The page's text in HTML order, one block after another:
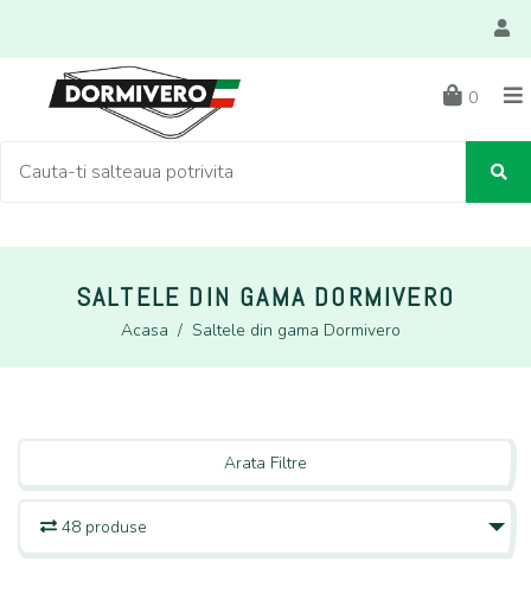
0
SALTELE DIN GAMA DORMIVERO
Acasa / Saltele din gama Dormivero
Arata Filtre
48 produse